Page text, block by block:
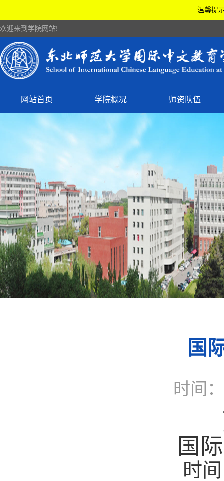
温馨提
欢迎来到学院网站!
网站首页 学院概况 师资队伍
国
时间
国
时